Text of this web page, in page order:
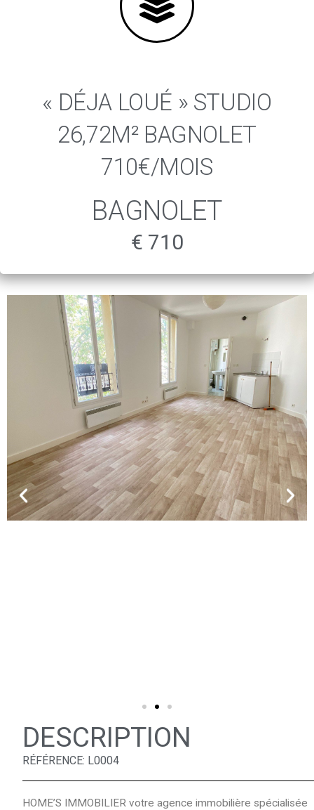
« DÉJA LOUÉ » STUDIO
26,72M² BAGNOLET
710€/MOIS
BAGNOLET
€ 710
DESCRIPTION
RÉFÉRENCE: L0004
HOME’S IMMOBILIER votre agence immobilière spécialisée